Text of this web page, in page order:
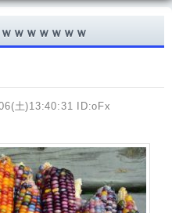
ｗｗｗｗｗｗ
土)13:40:31 ID:oFx